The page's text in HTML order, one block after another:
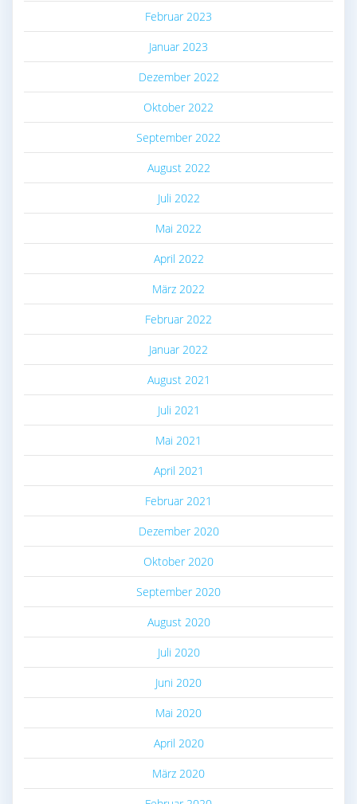
Februar 2023
Januar 2023
Dezember 2022
Oktober 2022
September 2022
August 2022
Juli 2022
Mai 2022
April 2022
März 2022
Februar 2022
Januar 2022
August 2021
Juli 2021
Mai 2021
April 2021
Februar 2021
Dezember 2020
Oktober 2020
September 2020
August 2020
Juli 2020
Juni 2020
Mai 2020
April 2020
März 2020